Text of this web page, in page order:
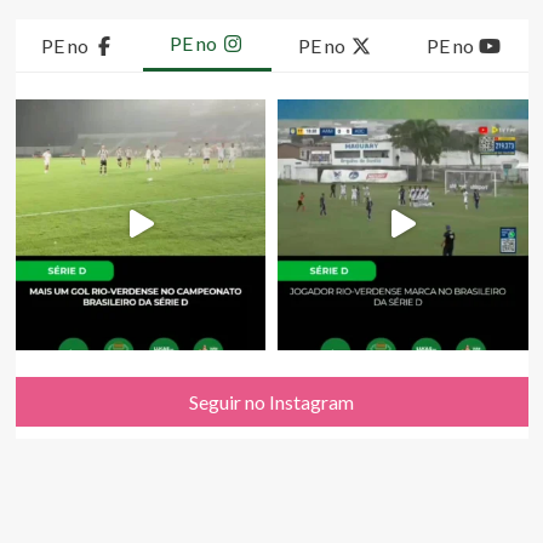
PE no PE no PE no PE no
Seguir no Instagram